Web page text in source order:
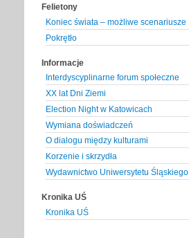
Felietony
Koniec świata – możliwe scenariusze
Pokrętło
Informacje
Interdyscyplinarne forum społeczne
XX lat Dni Ziemi
Election Night w Katowicach
Wymiana doświadczeń
O dialogu między kulturami
Korzenie i skrzydła
Wydawnictwo Uniwersytetu Śląskiego
Kronika UŚ
Kronika UŚ